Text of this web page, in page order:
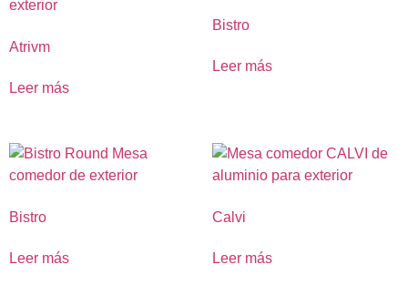
Atrivm
Leer más
Bistro
Leer más
Bistro
Leer más
Calvi
Leer más